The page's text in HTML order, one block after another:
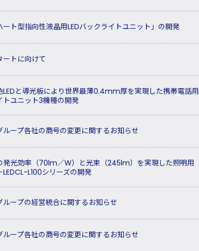
ート型指向性液晶用LEDバックライトユニット」の開発
ートに向けて
LEDと導光板により世界最薄0.4mm厚を実現した携帯電話用
トユニット3機種の開発
ループ各社の商号の変更に関するお知らせ
発光効率（70lm／W）と光束（245lm）を実現した照明用
LEDCL-L100シリーズの開発
ループの経営統合に関するお知らせ
ループ各社の商号の変更に関するお知らせ